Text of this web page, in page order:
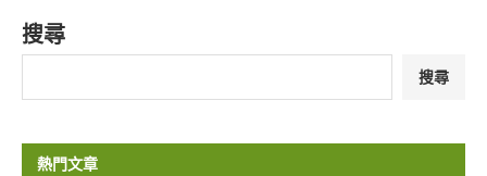
搜尋
搜尋
熱門文章